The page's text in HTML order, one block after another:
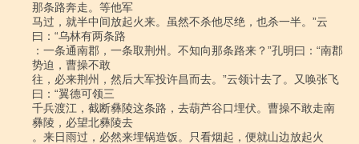
那条路奔走。等他军
马过，就半中间放起火来。虽然不杀他尽绝，也杀一半。”云
曰：“乌林有两条路
：一条通南郡，一条取荆州。不知向那条路来？”孔明曰：“南郡
势迫，曹操不敢
往，必来荆州，然后大军投许昌而去。”云领计去了。又唤张飞
曰：“翼德可领三
千兵渡江，截断彝陵这条路，去葫芦谷口埋伏。曹操不敢走南
彝陵，必望北彝陵去
。来日雨过，必然来埋锅造饭。只看烟起，便就山边放起火